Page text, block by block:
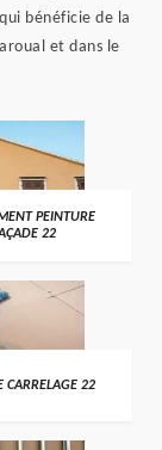
bénéficie de la
et dans le
PEINTURE
22
CARRELAGE 22